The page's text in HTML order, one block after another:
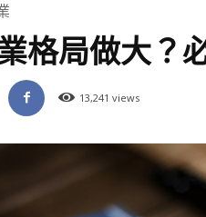
格局做大？
13,241 views